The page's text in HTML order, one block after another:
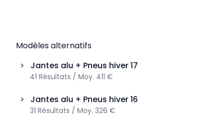
Modèles alternatifs
>
Jantes alu + Pneus hiver17
41 Résultats / Moy. 411 €
> Jantes alu + Pneus hiver16
31 Résultats / Moy. 326 €